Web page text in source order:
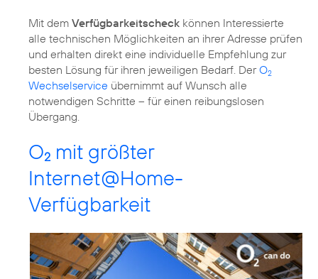
Mit dem Verfügbarkeitscheck können Interessierte
alle technischen Möglichkeiten an ihrer Adresse prüfen
und erhalten direkt eine individuelle Empfehlung zur
besten Lösung für ihren jeweiligen Bedarf. DerO2
Wechselservice übernimmt auf Wunsch alle
notwendigen Schritte – für einen reibungslosen
Übergang.
O2 mit größter
Internet@Home-
Verfügbarkeit